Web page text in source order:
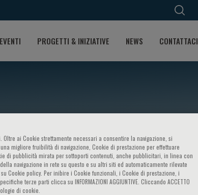
PROGETTI & INIZIATIVE NEWS CONTATTACI
ai Cookie strettamente necessari a consentire la navigazione, si
migliore fruibilità di navigazione, Cookie di prestazione per effettuare
di pubblicità mirata per sottoporti contenuti, anche pubblicitari, in linea con
navigazione in rete su questo e su altri siti ed automaticamente rilevate
Cookie policy. Per inibire i Cookie funzionali, i Cookie di prestazione, i
terze parti clicca su INFORMAZIONI AGGIUNTIVE. Cliccando ACCETTO
di cookie.